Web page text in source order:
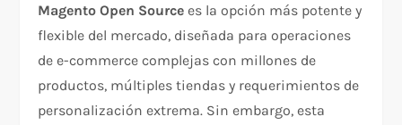
Magento Open Source es la opción más potente y
flexible del mercado, diseñada para operaciones
de e-commerce complejas con millones de
productos, múltiples tiendas y requerimientos de
personalización extrema. Sin embargo, esta